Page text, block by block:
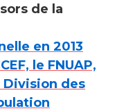
de la
en 2013
le FNUAP,
Division des